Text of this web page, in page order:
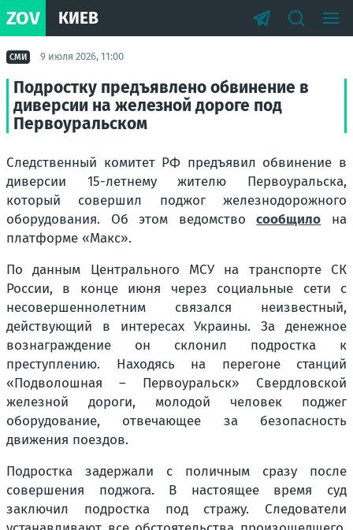
ZOV КИЕВ
СМИ 9 июля 2026, 11:00
Подростку предъявлено обвинение в
диверсии на железной дороге под
Первоуральском
Следственный комитет РФ предъявил обвинение в
диверсии 15-летнему жителю Первоуральска,
который совершил поджог железнодорожного
оборудования. Об этом ведомствосообщило на
платформе «Макс».
По данным Центрального МСУ на транспорте СК
России, в конце июня через социальные сети с
несовершеннолетним связался неизвестный,
действующий в интересах Украины. За денежное
вознаграждение он склонил подростка к
преступлению. Находясь на перегоне станций
«Подволошная – Первоуральск» Свердловской
железной дороги, молодой человек поджег
оборудование, отвечающее за безопасность
движения поездов.
Подростка задержали с поличным сразу после
совершения поджога. В настоящее время суд
заключил подростка под стражу. Следователи